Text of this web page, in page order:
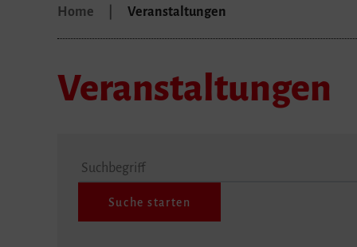
Home Veranstaltungen
Veranstaltungen
Suchbegriff